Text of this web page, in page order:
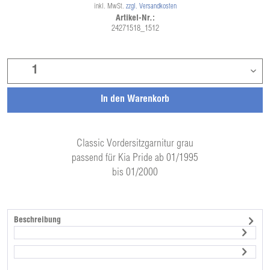
Classic Vordersitzgarnitur grau
passend für Kia Pride ab 01/1995
bis 01/2000
In den Warenkorb
inkl. MwSt. zzgl. Versandkosten
Artikel-Nr.:
24271518_1512
Beschreibung